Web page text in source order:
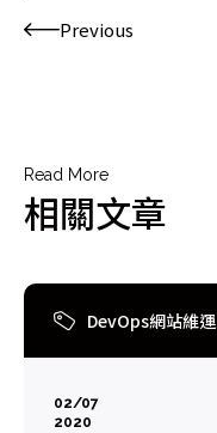
Previous
Read More
相關文章
DevOps網站維運
02/07
2020